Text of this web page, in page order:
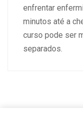
enfrentar
minutos até a
curso pode ser
separados.